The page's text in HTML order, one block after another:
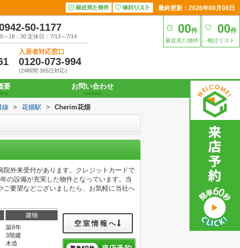
最終更新：2026年08月08日
50-1177
～18：30 定休日：7/13～7/14
入居者対応窓口
0120-073-994
(24時間 365日対応)
00件
最近見た物件
00件
検討リスト
要 お問い合わせ
contact
線 > 花畑駅 > Cherim花畑
院外来受付があります。クレジットカードで
の設備が充実した物件となっています。当
要望などございましたら、お気軽に当社へ
建物
築8年
3階建
木造
空室情報へ